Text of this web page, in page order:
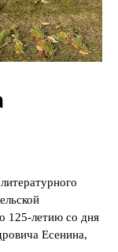
125-летию со дня
Есенина,